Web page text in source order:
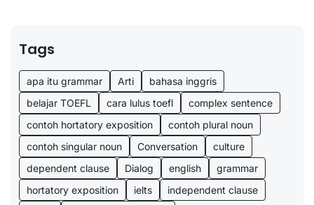
Tags
apa itu grammar Arti
bahasa inggris
belajar TOEFL
cara lulus toefl
complex sentence
contoh hortatory exposition
contoh plural noun
contoh singular noun
Conversation
culture
dependent clause
Dialog english
grammar
hortatory exposition
ielts
independent clause